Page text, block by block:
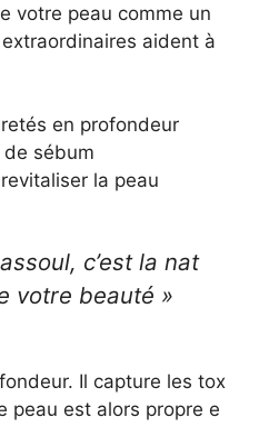
votre peau comme un
aident à
en profondeur
de sébum
la peau
c’est la nat
votre beauté »
Il capture les tox
peau est alors propre e